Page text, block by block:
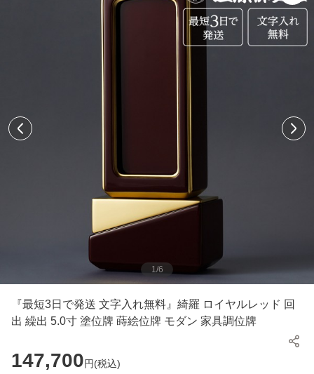
1/6
『最短3日で発送 文字入れ無料』綺羅 ロイヤルレッド 回
出 繰出 5.0寸 塗位牌 蒔絵位牌 モダン 家具調位牌
147,700円(税込)